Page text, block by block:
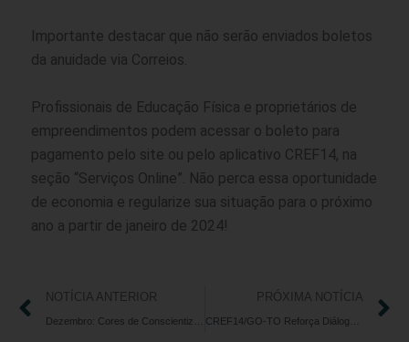
Importante destacar que não serão enviados boletos
da anuidade via Correios.
Profissionais de Educação Física e proprietários de
empreendimentos podem acessar o boleto para
pagamento pelo site ou pelo aplicativo CREF14, na
seção “Serviços Online”. Não perca essa oportunidade
de economia e regularize sua situação para o próximo
ano a partir de janeiro de 2024!
NOTÍCIA ANTERIOR PRÓXIMA NOTÍCIA